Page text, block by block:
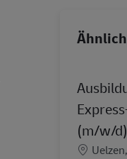
(m/w/
Standort